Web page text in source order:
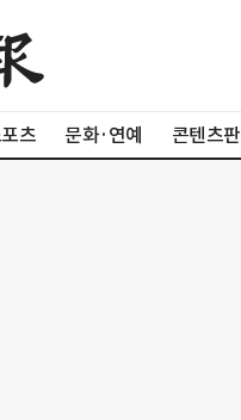
츠 문화·연예 콘텐츠판